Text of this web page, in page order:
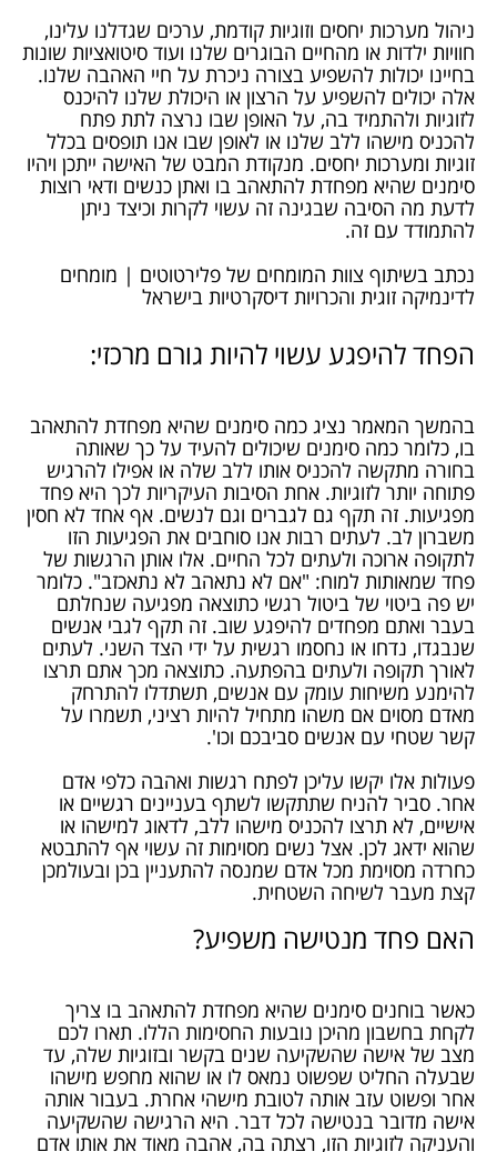
ניהול מערכות יחסים וזוגיות קודמת, ערכים שגדלנו עלינו,
חוויות ילדות או מהחיים הבוגרים שלנו ועוד סיטואציות שונות
בחיינו יכולות להשפיע בצורה ניכרת על חיי האהבה שלנו.
אלה יכולים להשפיע על הרצון או היכולת שלנו להיכנס
לזוגיות ולהתמיד בה, על האופן שבו נרצה לתת פתח
להכניס מישהו ללב שלנו או לאופן שבו אנו תופסים בכלל
זוגיות ומערכות יחסים. מנקודת המבט של האישה ייתכן ויהיו
סימנים שהיא מפחדת להתאהב בו ואתן כנשים ודאי רוצות
לדעת מה הסיבה שבגינה זה עשוי לקרות וכיצד ניתן
להתמודד עם זה.
נכתב בשיתוף צוות המומחים של פלירטוטים | מומחים
לדינמיקה זוגית והכרויות דיסקרטיות בישראל
הפחד להיפגע עשוי להיות גורם מרכזי:
בהמשך המאמר נציג כמה סימנים שהיא מפחדת להתאהב
בו, כלומר כמה סימנים שיכולים להעיד על כך שאותה
בחורה מתקשה להכניס אותו ללב שלה או אפילו להרגיש
פתוחה יותר לזוגיות. אחת הסיבות העיקריות לכך היא פחד
מפגיעות. זה תקף גם לגברים וגם לנשים. אף אחד לא חסין
משברון לב. לעתים רבות אנו סוחבים את הפגיעות הזו
לתקופה ארוכה ולעתים לכל החיים. אלו אותן הרגשות של
פחד שמאותות למוח: "אם לא נתאהב לא נתאכזב". כלומר
יש פה ביטוי של ביטול רגשי כתוצאה מפגיעה שנחלתם
בעבר ואתם מפחדים להיפגע שוב. זה תקף לגבי אנשים
שנבגדו, נדחו או נחסמו רגשית על ידי הצד השני. לעתים
לאורך תקופה ולעתים בהפתעה. כתוצאה מכך אתם תרצו
להימנע משיחות עומק עם אנשים, תשתדלו להתרחק
מאדם מסוים אם משהו מתחיל להיות רציני, תשמרו על
קשר שטחי עם אנשים סביבכם וכו'.
פעולות אלו יקשו עליכן לפתח רגשות ואהבה כלפי אדם
אחר. סביר להניח שתתקשו לשתף בעניינים רגשיים או
אישיים, לא תרצו להכניס מישהו ללב, לדאוג למישהו או
שהוא ידאג לכן. אצל נשים מסוימות זה עשוי אף להתבטא
כחרדה מסוימת מכל אדם שמנסה להתעניין בכן ובעולמכן
קצת מעבר לשיחה השטחית.
האם פחד מנטישה משפיע?
כאשר בוחנים סימנים שהיא מפחדת להתאהב בו צריך
לקחת בחשבון מהיכן נובעות החסימות הללו. תארו לכם
מצב של אישה שהשקיעה שנים בקשר ובזוגיות שלה, עד
שבעלה החליט שפשוט נמאס לו או שהוא מחפש מישהו
אחר ופשוט עזב אותה לטובת מישהי אחרת. בעבור אותה
אישה מדובר בנטישה לכל דבר. היא הרגישה שהשקיעה
והעניקה לזוגיות הזו, רצתה בה, אהבה מאוד את אותו אדם